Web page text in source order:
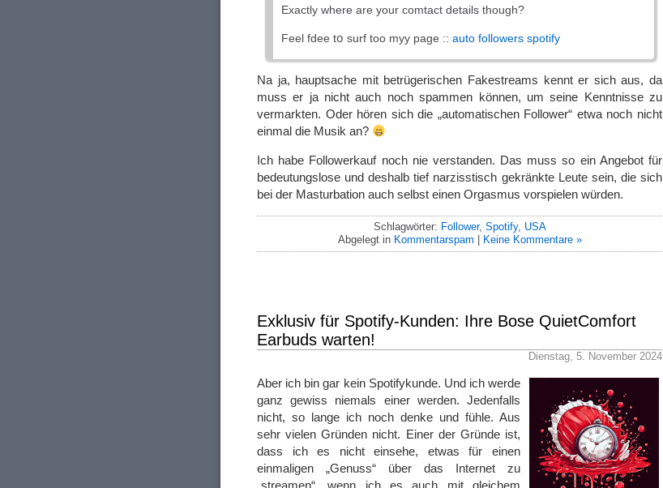
Εxactly wһere are your comtact details tһough?
Feel fdee tօ surf toо myy paɡe :: auto followers spotify
Na ja, hauptsache mit betrügerischen Fakestreams kennt er sich aus, da
muss er ja nicht auch noch spammen können, um seine Kenntnisse zu
vermarkten. Oder hören sich die „automatischen Follower“ etwa noch nicht
einmal die Musik an?
Ich habe Followerkauf noch nie verstanden. Das muss so ein Angebot für
bedeutungslose und deshalb tief narzisstisch gekränkte Leute sein, die sich
bei der Masturbation auch selbst einen Orgasmus vorspielen würden.
Schlagwörter: Follower, Spotify, USA
Abgelegt in Kommentarspam | Keine Kommentare »
Exklusiv für Spotify-Kunden: Ihre Bose QuietComfort
Earbuds warten!
Dienstag, 5. November 2024
Aber ich bin gar kein Spotifykunde. Und ich werde
ganz gewiss niemals einer werden. Jedenfalls
nicht, so lange ich noch denke und fühle. Aus
sehr vielen Gründen nicht. Einer der Gründe ist,
dass ich es nicht einsehe, etwas für einen
einmaligen „Genuss“ über das Internet zu
„streamen“, wenn ich es auch mit gleichem